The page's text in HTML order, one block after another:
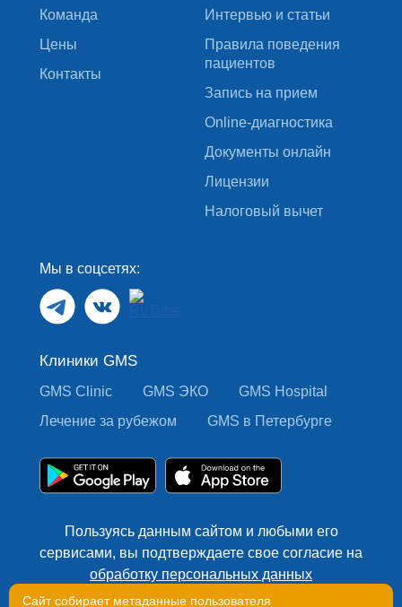
Команда
Цены
Контакты
Интервью и статьи
Правила поведения
пациентов
Запись на прием
Online-диагностика
Документы онлайн
Лицензии
Налоговый вычет
Мы в соцсетях:
Клиники GMS
GMS Clinic GMS ЭКО
GMS Hospital
Лечение за рубежом
GMS в Петербурге
Пользуясь данным сайтом и любыми его
сервисами, вы подтверждаете свое согласие на
обработку персональных данных
Сайт собирает метаданные пользователя